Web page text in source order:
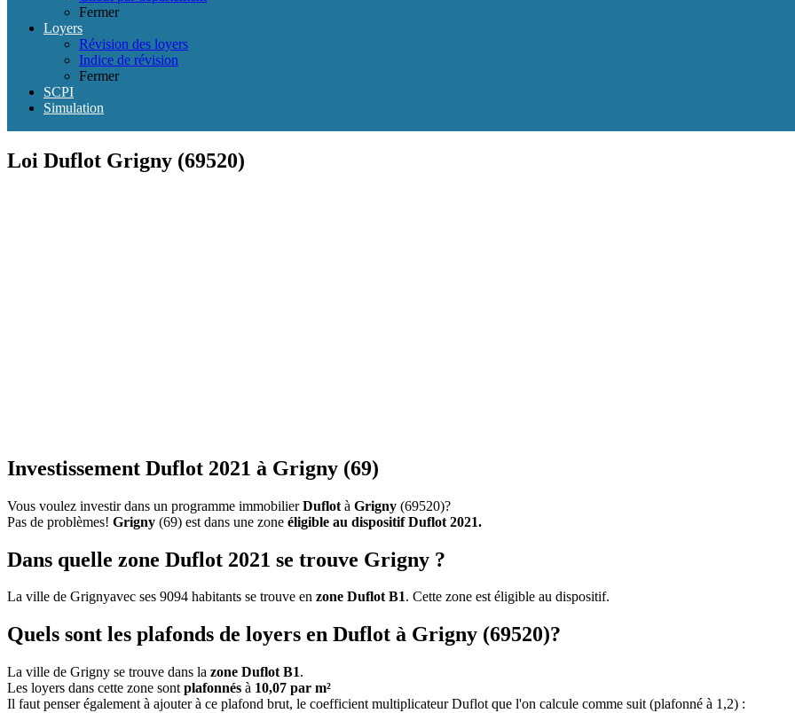
Fermer
Loyers
Révision des loyers
Indice de révision
Fermer
SCPI
Simulation
Loi Duflot Grigny (69520)
Investissement Duflot 2021 à Grigny (69)
Vous voulez investir dans un programme immobilierDuflot à Grigny (69520)?
Pas de problèmes! Grigny (69) est dans une zone éligible au dispositif Duflot 2021.
Dans quelle zone Duflot 2021 se trouve Grigny ?
La ville de Grignyavec ses 9094 habitants se trouve en zone Duflot B1. Cette zone est éligible au dispositif.
Quels sont les plafonds de loyers en Duflot à Grigny (69520)?
La ville de Grigny se trouve dans la zone Duflot B1.
Les loyers dans cette zone sont plafonnés à 10,07 par m²
Il faut penser également à ajouter à ce plafond brut, le coefficient multiplicateur Duflot que l'on calcule comme suit (plafonné à 1,2) :